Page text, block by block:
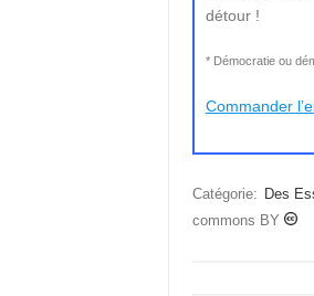
détour !
* Démocratie ou
Commander
Catégorie: Des
commons BY